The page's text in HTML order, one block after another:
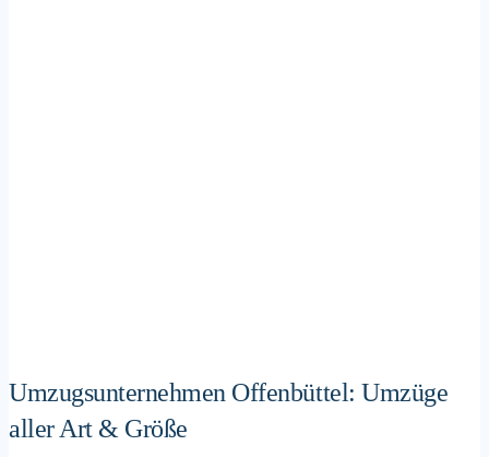
Umzugsunternehmen Offenbüttel: Umzüge
aller Art & Größe